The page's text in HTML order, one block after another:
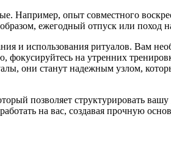
Например, опыт совместного
ежегодный отпуск или поход
и использования ритуалов. Вам
на утренних
они станут надежным узлом,
позволяет структурировать
на вас, создавая прочную